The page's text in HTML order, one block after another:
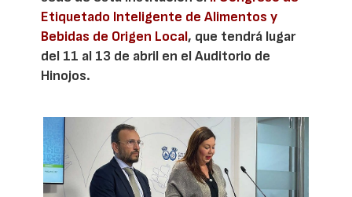
Etiquetado Inteligente de Alimentos y
Bebidas de Origen Local, que tendrá lugar
del 11 al 13 de abril en el Auditorio de
Hinojos.